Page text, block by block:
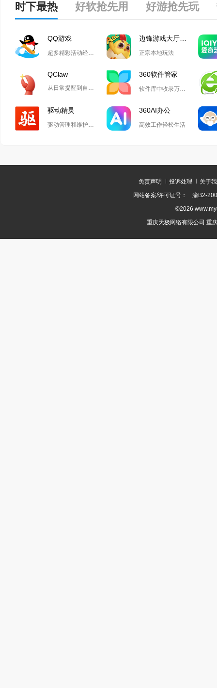
时下最热 好软抢先用 好游抢先玩
QQ游戏
超多精彩活动经典玩法尽在QQ游戏 正宗本地玩法
QClaw
从日常提醒到自动化开发,Qclaw解锁无限可能
360软件管家
软件库中收录万款正版软件
驱动精灵
驱动管理和维护工具
360AI办公
高效工作轻松生活
免责声明 投诉处理
关于
网站备案/许可证号：
渝B2-
©2026
重庆天极网络有限公司 重